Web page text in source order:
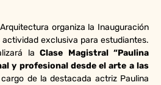
organiza la Inauguración
exclusiva para estudiantes.
la Clase Magistral “Paulina
y profesional desde el arte a las
de la destacada actriz Paulina